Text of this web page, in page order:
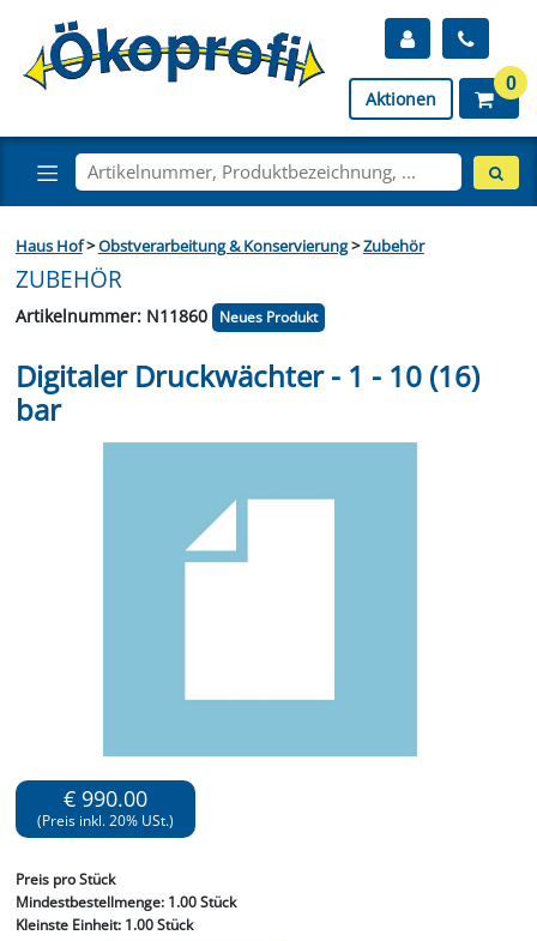
Aktionen
0
Haus Hof>Obstverarbeitung & Konservierung>Zubehör
ZUBEHÖR
Artikelnummer: N11860 Neues Produkt
Digitaler Druckwächter - 1 - 10 (16)
bar
€ 990.00
(Preis inkl. 20% USt.)
Preis pro Stück
Mindestbestellmenge: 1.00 Stück
Kleinste Einheit:1.00 Stück